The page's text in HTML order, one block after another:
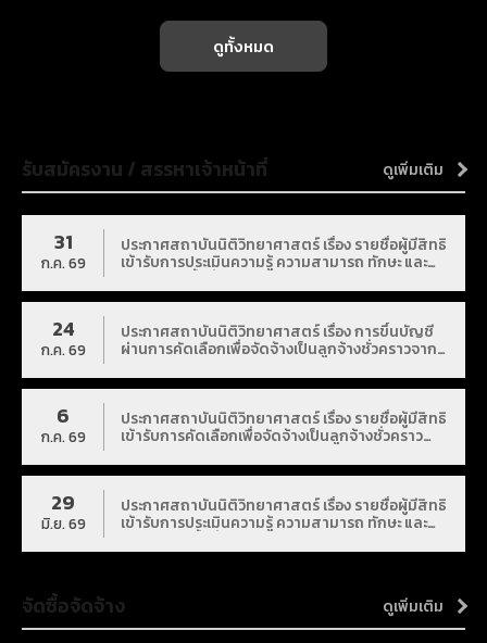
ดูทั้งหมด
รับสมัครงาน / สรรหาเจ้าหน้าที่ ดูเพิ่มเติม
31
ก.ค. 69
ประกาศสถาบันนิติวิทยาศาสตร์ เรื่อง รายชื่อผู้มีสิทธิ
เข้ารับการประเมินความรู้ ความสามารถ ทักษะ และ
เวลา สถานที่ในการประเมิน เพื่อเลือกสรรบุคคลเป็น
24
ก.ค. 69
ประกาศสถาบันนิติวิทยาศาสตร์ เรื่อง การขึ้นบัญชี
ผ่านการคัดเลือกเพื่อจัดจ้างเป็นลูกจ้างชั่วคราวจาก
6
ก.ค. 69
ประกาศสถาบันนิติวิทยาศาสตร์ เรื่อง รายชื่อผู้มีสิทธิ
เข้ารับการคัดเลือกเพื่อจัดจ้างเป็นลูกจ้างชั่วคราว
และกำหนดวัน เวลา และสถานที่ในการคัดเลือก
29
มิ.ย. 69
ประกาศสถาบันนิติวิทยาศาสตร์ เรื่อง รายชื่อผู้มีสิทธิ
เข้ารับการประเมินความรู้ ความสามารถ ทักษะ และ
สถานที่ ในการประเมินเพื่อเลือกสรรบุคคลเป็น
จัดซื้อจัดจ้าง ดูเพิ่มเติม